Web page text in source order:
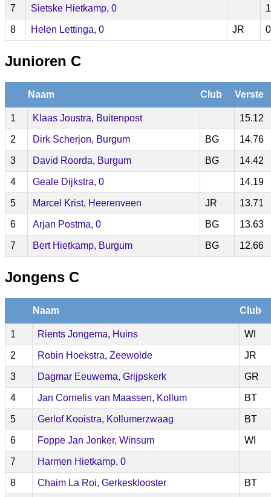
7 Sietske Hietkamp, 0
8 Helen Lettinga, 0 JR
Junioren C
Naam Club Verste
1 Klaas Joustra, Buitenpost 15.12
2 Dirk Scherjon, Burgum BG 14.76
3 David Roorda, Burgum BG 14.42
4 Geale Dijkstra, 0 14.19
5 Marcel Krist, Heerenveen JR 13.71
6 Arjan Postma, 0 BG 13.63
7 Bert Hietkamp, Burgum BG 12.66
Jongens C
Naam Club
1 Rients Jongema, Huins WI
2 Robin Hoekstra, Zeewolde JR
3 Dagmar Eeuwema, Grijpskerk GR
4 Jan Cornelis van Maassen, Kollum BT
5 Gerlof Kooistra, Kollumerzwaag BT
6 Foppe Jan Jonker, Winsum WI
7 Harmen Hietkamp, 0
8 Chaim La Roi, Gerkesklooster BT